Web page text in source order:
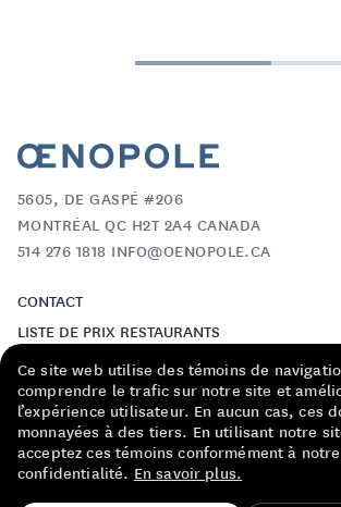
5605, DE GASPÉ #206
MONTRÉAL QC H2T 2A4 CANADA
514 276 1818 INFO@OENOPOLE.CA
CONTACT
LISTE DE PRIX RESTAURANTS
POLITIQUE DE CONFIDENTIALITÉ
À PROPOS
FACEBOOK
INSTAGRAM
Ce site web utilise des témoins de
comprendre le trafic sur notre site et
l’expérience utilisateur. En aucun cas, ces
monnayées à des tiers. En utilisant notre
acceptez ces témoins conformément à
confidentialité. En savoir plus.